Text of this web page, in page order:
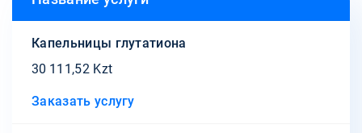
Капельницы глутатиона
30 111,52 Kzt
Заказать услугу